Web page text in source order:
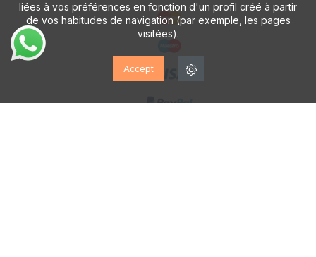
liées à vos préférences en fonction d'un profil créé à partir
de vos habitudes de navigation (par exemple, les pages
visitées).
Accept